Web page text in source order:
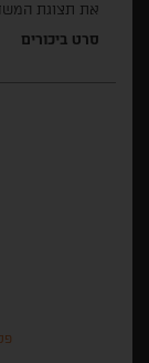
את תצוגת
סרט ביכורים